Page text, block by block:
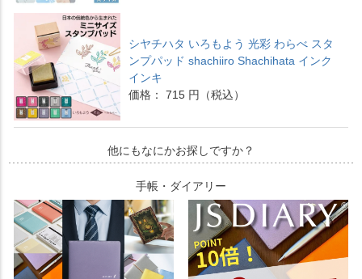
シヤチハタ いろもよう 光彩 わらべ スタ
ンプパッド shachiiro Shachihata インク
インキ
価格： 715 円（税込）
他にもなにかお探しですか？
手帳・ダイアリー